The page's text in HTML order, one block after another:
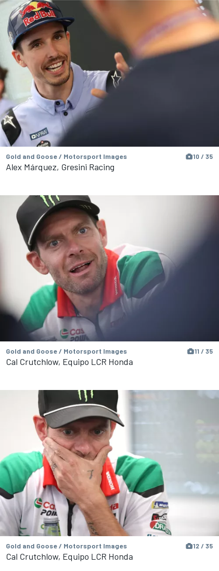
Gold and Goose / Motorsport Images 10 / 35
Alex Márquez, Gresini Racing
Gold and Goose / Motorsport Images 11 / 35
Cal Crutchlow, Equipo LCR Honda
Gold and Goose / Motorsport Images 12 / 35
Cal Crutchlow, Equipo LCR Honda